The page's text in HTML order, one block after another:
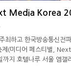
Media Korea
최하고 한국방송통신전
제(미디어 페스티벌,
지 호텔나루 서울 엠갤